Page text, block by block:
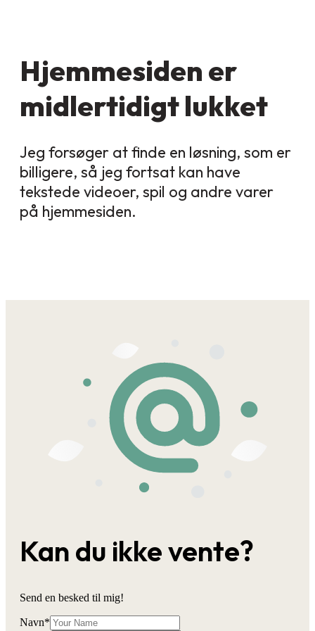
Hjemmesiden er
midlertidigt lukket
Jeg forsøger at finde en løsning, som er
billigere, så jeg fortsat kan have
tekstede videoer, spil og andre varer
på hjemmesiden.
Kan du ikke vente?
Send en besked til mig!
Navn*